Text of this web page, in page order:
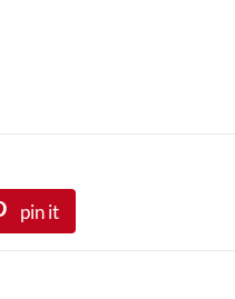
pin it